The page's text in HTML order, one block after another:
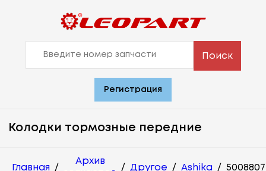
Поиск
Регистрация
Колодки тормозные передние
Главная /
Архив
/ Другое / Ashika / 5008807